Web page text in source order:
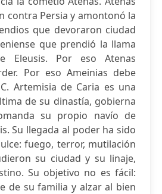
contra Persia y amontonó la
que devoraron ciudad
que prendió la llama
Eleusis. Por eso Atenas
Por eso Ameinias debe
Artemisia de Caria es una
de su dinastía, gobierna
su propio navío de
Su llegada al poder ha sido
fuego, terror, mutilación
su ciudad y su linaje,
Su objetivo no es fácil:
de su familia y alzar al bien